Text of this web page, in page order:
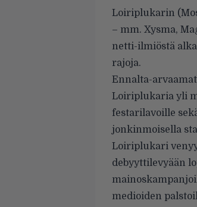
Loiriplukarin
– mm. Xysma,
netti-ilmiöstä
rajoja.
Ennalta-
Loiriplukaria yli
festarilavoille
jonkinmoisella
Loiriplukari
debyyttilevyään
medioiden